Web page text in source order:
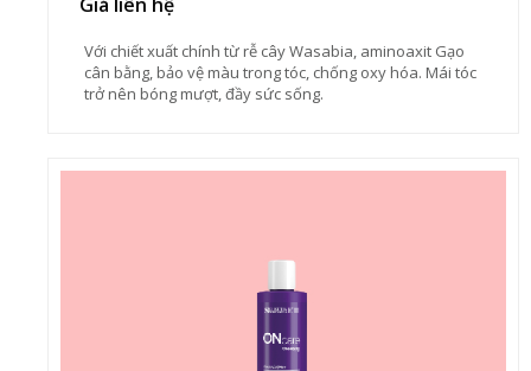
Với chiết xuất chính từ rễ cây Wasabia, aminoaxit Gạo
cân bằng, bảo vệ màu trong tóc, chống oxy hóa. Mái tóc
trở nên bóng mượt, đầy sức sống.